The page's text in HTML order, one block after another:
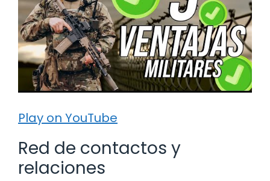
Play on YouTube
Red de contactos y
relaciones